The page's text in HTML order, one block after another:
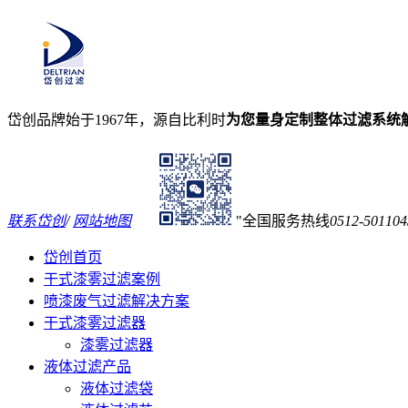
岱创品牌始于1967年，源自比利时为您量身定制整体过滤系统
联系岱创/网站地图 全国服务热线0512-
岱创首页
干式漆雾过滤案例
喷漆废气过滤解决方案
干式漆雾过滤器
漆雾过滤器
液体过滤产品
液体过滤袋